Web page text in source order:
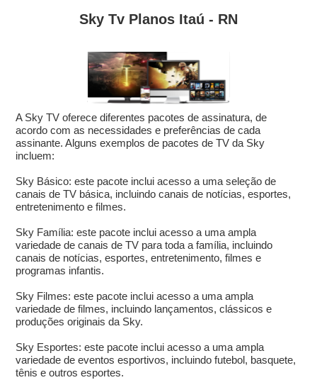
Sky Tv Planos Itaú - RN
A Sky TV oferece diferentes pacotes de assinatura, de
acordo com as necessidades e preferências de cada
assinante. Alguns exemplos de pacotes de TV da Sky
incluem:
Sky Básico: este pacote inclui acesso a uma seleção de
canais de TV básica, incluindo canais de notícias, esportes,
entretenimento e filmes.
Sky Família: este pacote inclui acesso a uma ampla
variedade de canais de TV para toda a família, incluindo
canais de notícias, esportes, entretenimento, filmes e
programas infantis.
Sky Filmes: este pacote inclui acesso a uma ampla
variedade de filmes, incluindo lançamentos, clássicos e
produções originais da Sky.
Sky Esportes: este pacote inclui acesso a uma ampla
variedade de eventos esportivos, incluindo futebol, basquete,
tênis e outros esportes.